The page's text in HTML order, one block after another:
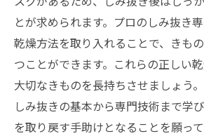
とが求められます。プロのしみ抜き
乾燥方法を取り入れることで、きも
つことができます。これらの正しい乾
大切なきものを長持ちさせましょう。
しみ抜きの基本から専門技術まで学
を取り戻す手助けとなることを願っ